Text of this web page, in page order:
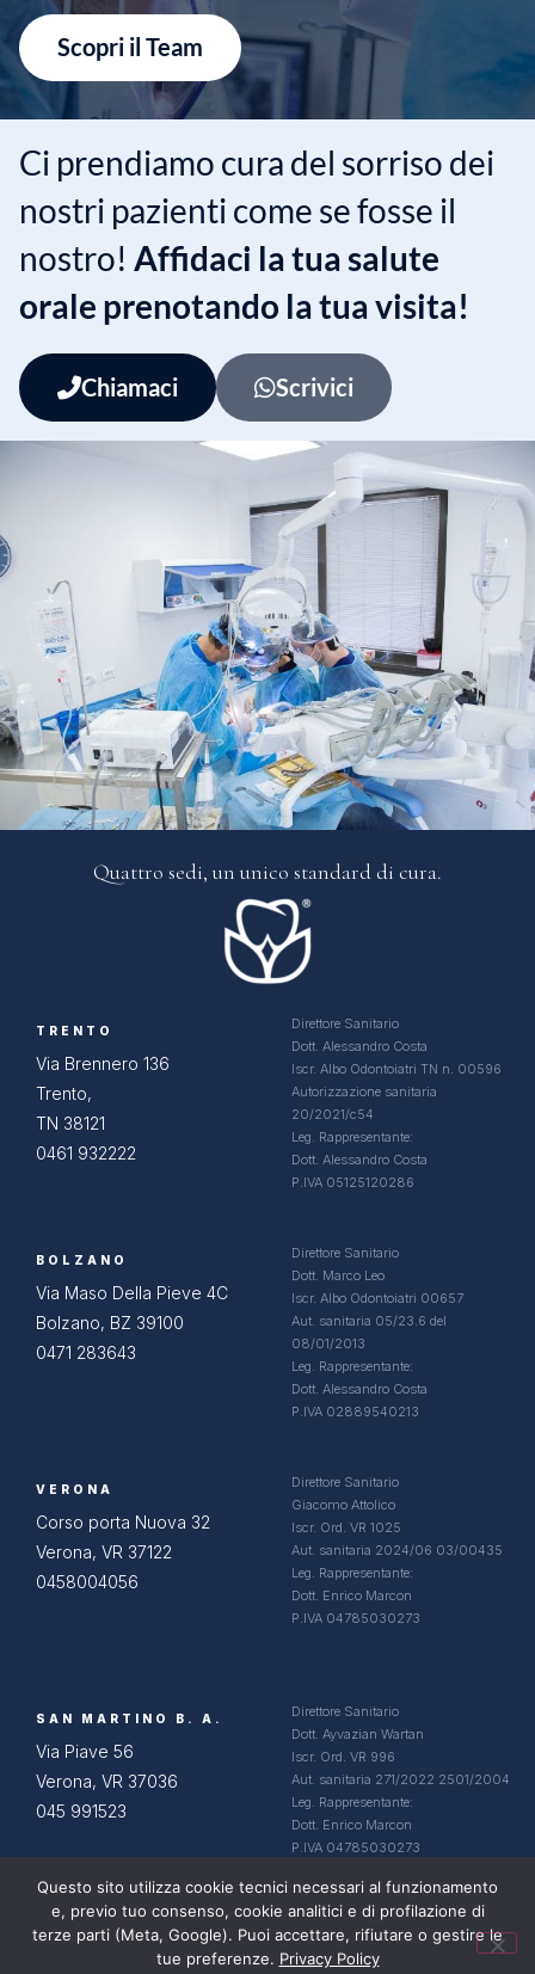
Scopri il Team
Ci prendiamo cura del sorriso dei
nostri pazienti come se fosse il
nostro! Affidaci la tua salute
orale prenotando la tua visita!
Chiamaci Scrivici
Quattro sedi, un unico standard di cura.
TRENTO
Via Brennero 136
Trento,
TN 38121
0461 932222
Direttore Sanitario
Dott. Alessandro Costa
Iscr. Albo Odontoiatri TN n. 00596
Autorizzazione sanitaria
20/2021/c54
Leg. Rappresentante:
Dott. Alessandro Costa
P.IVA 05125120286
BOLZANO
Via Maso Della Pieve 4C
Bolzano, BZ 39100
0471 283643
Direttore Sanitario
Dott. Marco Leo
Iscr. Albo Odontoiatri 00657
Aut. sanitaria 05/23.6 del
08/01/2013
Leg. Rappresentante:
Dott. Alessandro Costa
P.IVA 02889540213
VERONA
Corso porta Nuova 32
Verona, VR 37122
0458004056
Direttore Sanitario
Giacomo Attolico
Iscr. Ord. VR 1025
Aut. sanitaria 2024/06 03/00435
Leg. Rappresentante:
Dott. Enrico Marcon
P.IVA 04785030273
SAN MARTINO B. A.
Via Piave 56
Verona, VR 37036
045 991523
Direttore Sanitario
Dott. Ayvazian Wartan
Iscr. Ord. VR 996
Aut. sanitaria 271/2022 2501/2004
Leg. Rappresentante:
Dott. Enrico Marcon
P.IVA 04785030273
Questo sito utilizza cookie tecnici necessari al funzionamento
e, previo tuo consenso, cookie analitici e di profilazione di
terze parti (Meta, Google). Puoi accettare, rifiutare o gestire le
tue preferenze. Privacy Policy